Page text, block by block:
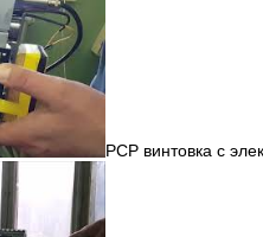
PCP винтовка с